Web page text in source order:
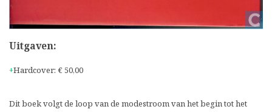
Uitgaven:
Hardcover: € 50,00
Dit boek volgt de loop van de modestroom van het begin tot het